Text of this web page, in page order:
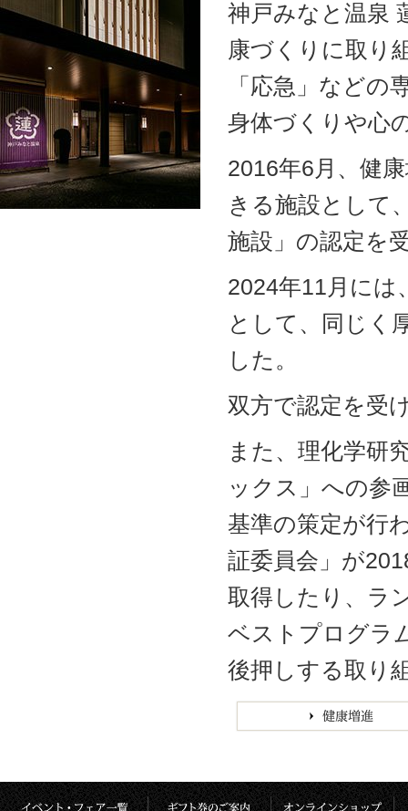
神戸みなと温泉
康づくりに取り
「応急」など
身体づくりや心
2016年6月、健
きる施設として
施設」の認定を
2024年11月には
として、同じく
した。
双方で認定を受
また、理化学研
ックス」への参
基準の策定が行
証委員会」が
取得したり、ラ
ベストプログラ
後押しする取り